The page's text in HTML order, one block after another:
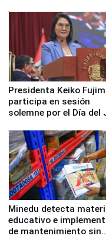
Presidenta Keiko
participa en sesión
solemne por el Día del
Minedu detecta
educativo e
de mantenimiento sin